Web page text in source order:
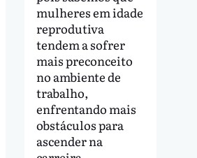
mulheres em idade
reprodutiva
tendem a sofrer
mais preconceito
no ambiente de
trabalho,
enfrentando mais
obstáculos para
ascender na